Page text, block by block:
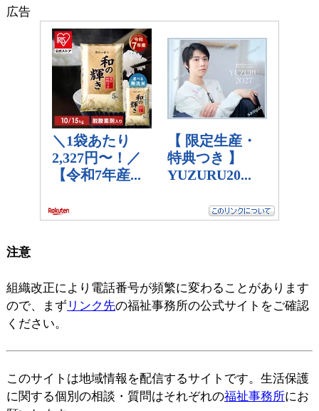
広告
注意
組織改正により電話番号が頻繁に変わることがあります
ので、まずリンク先の福祉事務所の公式サイトをご確認
ください。
このサイトは地域情報を配信するサイトです。生活保護
に関する個別の相談・質問はそれぞれの福祉事務所にお